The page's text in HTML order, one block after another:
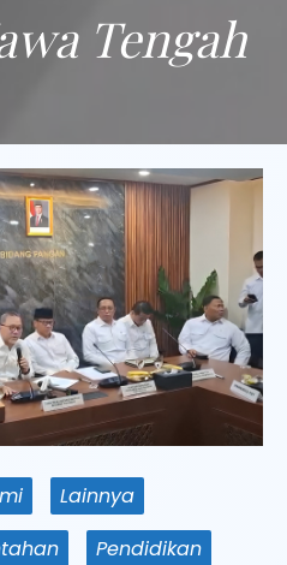
Tengah
Lainnya
Pendidikan